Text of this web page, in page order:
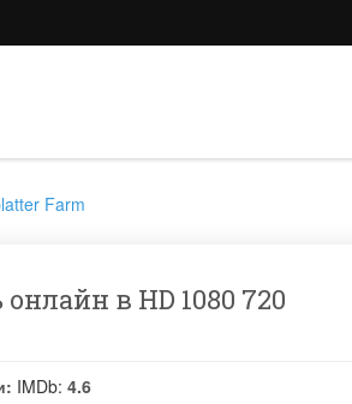
Farm
в HD 1080 720
IMDb: 4.6